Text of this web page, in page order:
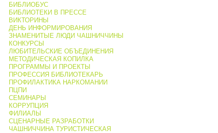
БИБЛИОБУС
БИБЛИОТЕКИ В ПРЕССЕ
ВИКТОРИНЫ
ДЕНЬ ИНФОРМИРОВАНИЯ
ЗНАМЕНИТЫЕ ЛЮДИ ЧАШНИЧЧИНЫ
КОНКУРСЫ
ЛЮБИТЕЛЬСКИЕ ОБЪЕДИНЕНИЯ
МЕТОДИЧЕСКАЯ КОПИЛКА
ПРОГРАММЫ И ПРОЕКТЫ
ПРОФЕССИЯ БИБЛИОТЕКАРЬ
ПРОФИЛАКТИКА НАРКОМАНИИ
ПЦПИ
СЕМИНАРЫ
КОРРУПЦИЯ
ФИЛИАЛЫ
СЦЕНАРНЫЕ РАЗРАБОТКИ
ЧАШНИЧЧИНА ТУРИСТИЧЕСКАЯ